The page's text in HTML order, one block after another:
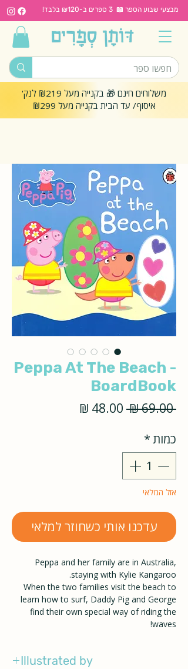
מבצעי שבוע הספר 📖 3 ספרים ב-₪120 בלבד!
משלוחים חינם 🎁 בקנייה מעל ₪219 לנק'
איסוף/ עד הבית בקנייה מעל ₪299
Peppa At The Beach -
BoardBook
‏69.00 ‏₪
מחיר
כמות*
אזל המלאי
עדכנו אותי כשחוזר למלאי
Peppa and her family are in Australia,
staying with Kylie Kangaroo.
When the two families visit the beach to
learn how to surf, Daddy Pig and George
find their own special way of riding the
waves!
Illustrated by